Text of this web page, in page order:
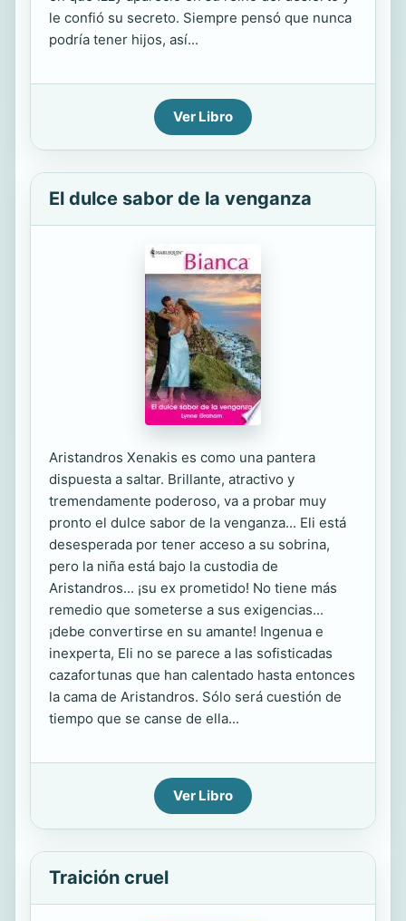
le confió su secreto. Siempre pensó que nunca
podría tener hijos, así...
Ver Libro
El dulce sabor de la venganza
Aristandros Xenakis es como una pantera
dispuesta a saltar. Brillante, atractivo y
tremendamente poderoso, va a probar muy
pronto el dulce sabor de la venganza... Eli está
desesperada por tener acceso a su sobrina,
pero la niña está bajo la custodia de
Aristandros... ¡su ex prometido! No tiene más
remedio que someterse a sus exigencias...
¡debe convertirse en su amante! Ingenua e
inexperta, Eli no se parece a las sofisticadas
cazafortunas que han calentado hasta entonces
la cama de Aristandros. Sólo será cuestión de
tiempo que se canse de ella...
Ver Libro
Traición cruel